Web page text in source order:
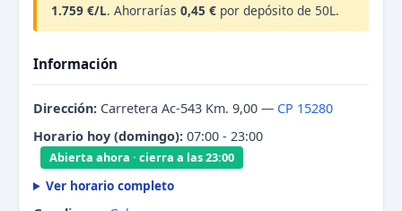
1.759 €/L. Ahorrarías 0,45 € por depósito de 50L.
Información
Dirección: Carretera Ac-543 Km. 9,00 — CP 15280
Horario hoy (domingo): 07:00 - 23:00
Abierta ahora · cierra a las 23:00
Ver horario completo